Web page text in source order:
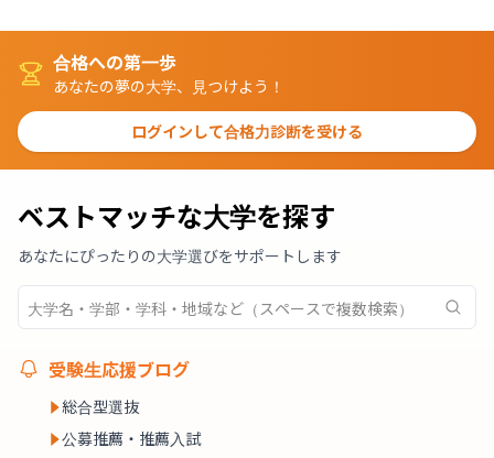
合格への第一歩
あなたの夢の大学、見つけよう！
ログインして合格力診断を受ける
ベストマッチな大学を探す
あなたにぴったりの大学選びをサポートします
受験生応援ブログ
総合型選抜
公募推薦・推薦入試